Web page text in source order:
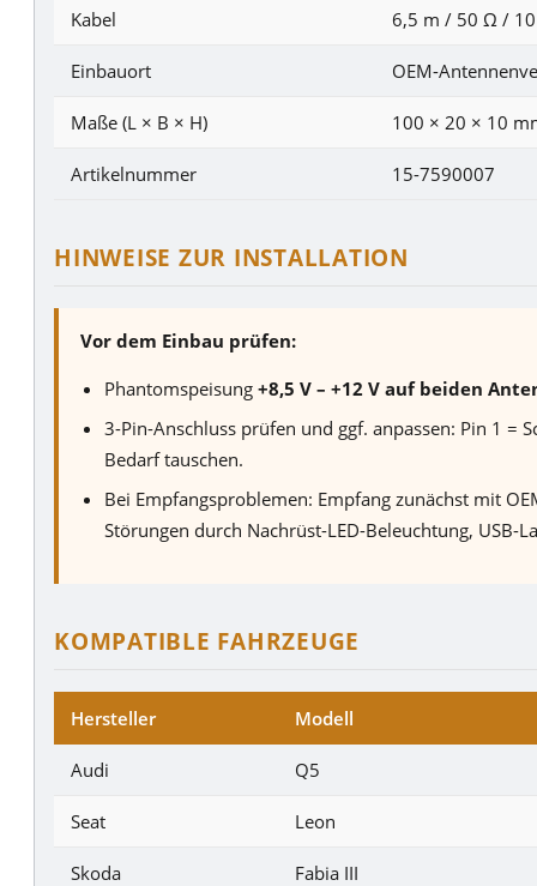
Kabel 6,5 m / 50 Ω /
Einbauort OEM-
Maße (L × B × H) 100 × 20 × 10
Artikelnummer 15-7590007
HINWEISE ZUR INSTALLATION
Vor dem Einbau prüfen:
Phantomspeisung +8,5 V – +12 V auf beiden
3-Pin-Anschluss prüfen und ggf. anpassen: Pin 1 =
Bedarf tauschen.
Bei Empfangsproblemen: Empfang zunächst mit
Störungen durch Nachrüst-LED-Beleuchtung,
KOMPATIBLE FAHRZEUGE
Hersteller Modell
Audi Q5
Seat Leon
Skoda Fabia III